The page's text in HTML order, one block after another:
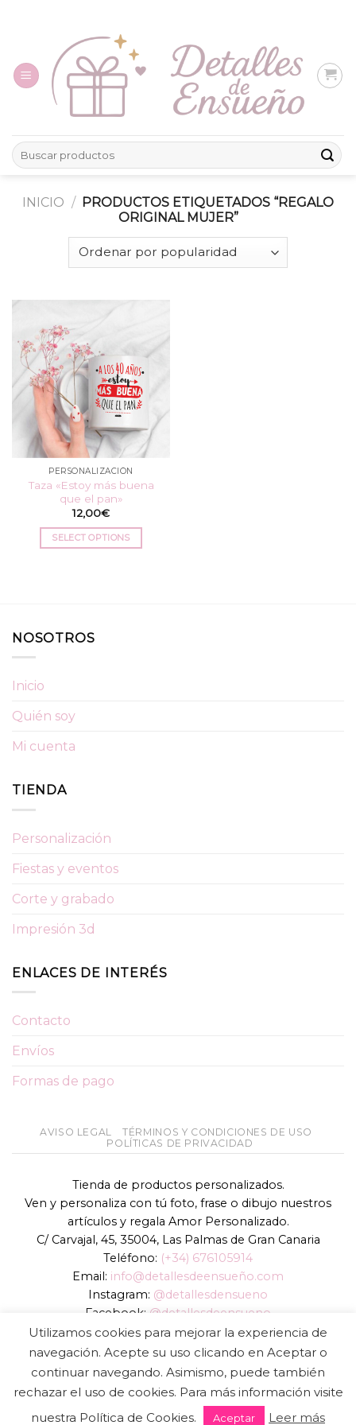
Buscar
por:
INICIO / PRODUCTOS ETIQUETADOS “REGALO
ORIGINAL MUJER”
PERSONALIZACIÓN
Taza «Estoy más buena
que el pan»
12,00€
SELECT OPTIONS
NOSOTROS
Inicio
Quién soy
Mi cuenta
TIENDA
Personalización
Fiestas y eventos
Corte y grabado
Impresión 3d
ENLACES DE INTERÉS
Contacto
Envíos
Formas de pago
AVISO LEGAL
TÉRMINOS Y CONDICIONES DE USO
POLÍTICAS DE PRIVACIDAD
Tienda de productos personalizados.
Ven y personaliza con tú foto, frase o dibujo nuestros
artículos y regala Amor Personalizado.
C/ Carvajal, 45, 35004, Las Palmas de Gran Canaria
Teléfono: (+34) 676105914
Email: info@detallesdeensueño.com
Instagram: @detallesdensueno
Facebook: @detallesdeensueno
TikTok: @detallesdensueno
Página web:www.detallesdeensueño.com
Copyright 2026 © DIGALOWEB.COM
Utilizamos cookies para mejorar la experiencia de
navegación. Acepte su uso clicando en Aceptar o
continuar navegando. Asimismo, puede también
rechazar el uso de cookies. Para más información visite
nuestra Política de Cookies.
Aceptar Leer más